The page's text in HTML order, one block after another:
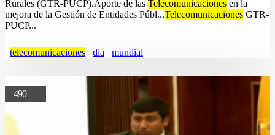
Rurales (GTR-PUCP).Aporte de las Telecomunicaciones en la
mejora de la Gestión de Entidades Públ...Telecomunicaciones GTR-
PUCP...
telecomunicaciones dia mundial
490